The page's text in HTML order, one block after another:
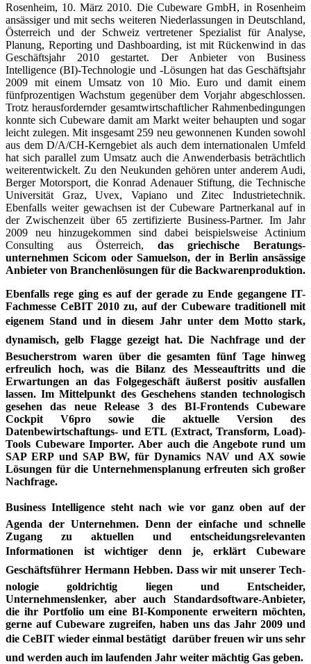
Rosenheim, 10. März 2010. Die Cubeware GmbH, in Rosenheim
ansässiger und mit sechs weiteren Niederlassungen in Deutschland,
Österreich und der Schweiz vertretener Spezialist für Analyse,
Planung, Reporting und Dashboarding, ist mit Rückenwind in das
Geschäftsjahr 2010 gestartet. Der Anbieter von Business
Intelligence (BI)-Technologie und -Lösungen hat das Geschäftsjahr
2009 mit einem Umsatz von 10 Mio. Euro und damit einem
fünfprozentigen Wachstum gegenüber dem Vorjahr abgeschlossen.
Trotz herausfordernder gesamtwirtschaftlicher Rahmen­bedingungen
konnte sich Cubeware damit am Markt weiter behaupten und sogar
leicht zulegen. Mit insgesamt 259 neu gewonnenen Kunden sowohl
aus dem D/A/CH-Kerngebiet als auch dem internationalen Umfeld
hat sich parallel zum Umsatz auch die Anwenderbasis beträchtlich
weiterentwi­ckelt. Zu den Neukunden gehören unter anderem Audi,
Berger Motorsport, die Konrad Adenauer Stiftung, die Technische
Universität Graz, Uvex, Vapiano und Zitec Industrietechnik.
Ebenfalls weiter gewachsen ist der Cubeware Partnerkanal auf in
der Zwischenzeit über 65 zertifizierte Business-Partner. Im Jahr
2009 neu hinzugekommen sind dabei beispiels­weise Actinium
Consulting aus Österreich, das griechische Beratungs­
unternehmen Scicom oder Samuelson, der in Berlin ansässige
Anbieter von Branchenlösungen für die Backwarenproduktion.
Ebenfalls rege ging es auf der gerade zu Ende gegangene IT-
Fach­messe CeBIT 2010 zu, auf der Cubeware traditionell mit
eigenem Stand und in diesem Jahr unter dem Motto stark,
dynamisch, gelb Flagge gezeigt hat. Die Nachfrage und der
Besucherstrom waren über die gesamten fünf Tage hinweg
erfreulich hoch, was die Bilanz des Messe­auftritts und die
Erwartungen an das Folgegeschäft äußerst positiv ausfallen
lassen. Im Mittelpunkt des Geschehens standen technologisch
gesehen das neue Release 3 des BI-Frontends Cubeware
Cockpit V6pro sowie die aktuelle Version des
Datenbewirtschaftungs- und ETL (Extract, Transform, Load)-
Tools Cubeware Importer. Aber auch die Angebote rund um
SAP ERP und SAP BW, für Dynamics NAV und AX sowie
Lösungen für die Unternehmensplanung erfreuten sich großer
Nachfrage.

Business Intelligence steht nach wie vor ganz oben auf der
Agenda der Unternehmen. Denn der einfache und schnelle
Zugang zu aktuellen und entscheidungsrelevanten
Informationen ist wichtiger denn je, erklärt Cubeware
Geschäftsführer Hermann Hebben. Dass wir mit unserer Tech­
nologie goldrichtig liegen und Entscheider,
Unternehmenslenker, aber auch Standardsoftware-Anbieter,
die ihr Portfolio um eine BI-Komponente erweitern möchten,
gerne auf Cubeware zugreifen, haben uns das Jahr 2009 und
die CeBIT wieder einmal bestätigt  darüber freuen wir uns sehr
und werden auch im laufenden Jahr weiter mächtig Gas geben.